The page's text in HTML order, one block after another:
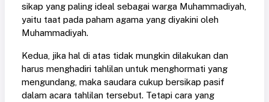
sikap yang paling ideal sebagai warga Muhammadiyah,
yaitu taat pada paham agama yang diyakini oleh
Muhammadiyah.
Kedua, jika hal di atas tidak mungkin dilakukan dan
harus menghadiri tahlilan untuk menghormati yang
mengundang, maka saudara cukup bersikap pasif
dalam acara tahlilan tersebut. Tetapi cara yang